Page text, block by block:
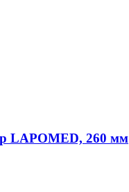
LAPOMED, 260 мм